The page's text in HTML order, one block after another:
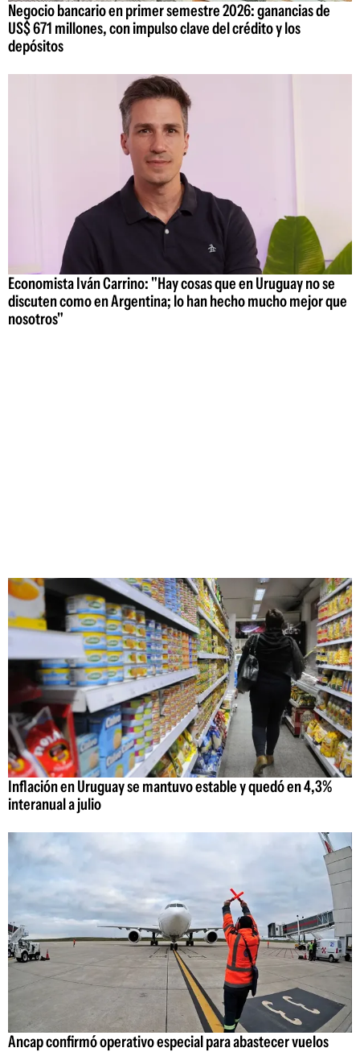
Negocio bancario en primer semestre 2026: ganancias de
US$ 671 millones, con impulso clave del crédito y los
depósitos
Economista Iván Carrino: "Hay cosas que en Uruguay no se
discuten como en Argentina; lo han hecho mucho mejor que
nosotros"
Inflación en Uruguay se mantuvo estable y quedó en 4,3%
interanual a julio
Ancap confirmó operativo especial para abastecer vuelos